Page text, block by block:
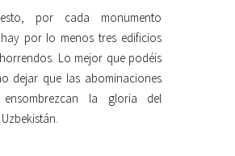
por cada monumento
por lo menos tres edificios
Lo mejor que podéis
dejar que las abominaciones
ensombrezcan la gloria del